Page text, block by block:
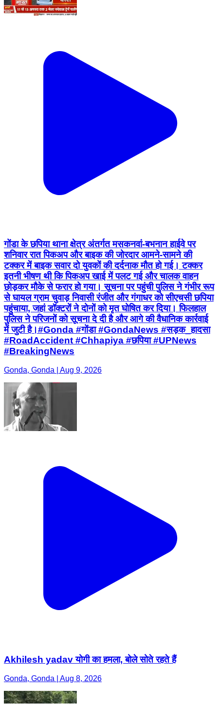
गोंडा के छपिया थाना क्षेत्र अंतर्गत मसकनवां-बभनान हाईवे पर
शनिवार रात पिकअप और बाइक की जोरदार आमने-सामने की
टक्कर में बाइक सवार दो युवकों की दर्दनाक मौत हो गई। टक्कर
इतनी भीषण थी कि पिकअप खाई में पलट गई और चालक वाहन
छोड़कर मौके से फरार हो गया। सूचना पर पहुंची पुलिस ने गंभीर रूप
से घायल ग्राम चुवाड़ निवासी रंजीत और गंगाधर को सीएचसी छपिया
पहुंचाया, जहां डॉक्टरों ने दोनों को मृत घोषित कर दिया। फिलहाल
पुलिस ने परिजनों को सूचना दे दी है और आगे की वैधानिक कार्रवाई
में जुटी है। ​#Gonda #गोंडा #GondaNews #सड़क_हादसा
#RoadAccident #Chhapiya #छपिया #UPNews
#BreakingNews
Gonda, Gonda | Aug 9, 2026
Akhilesh yadav योगी का हमला, बोले सोते रहते हैं
Gonda, Gonda | Aug 8, 2026